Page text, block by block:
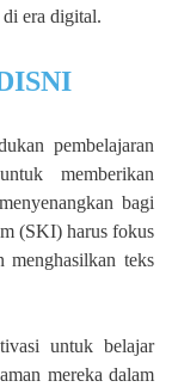
di era digital.
pembelajaran
memberikan
bagi
(SKI) harus fokus
menghasilkan teks
untuk belajar
mereka dalam